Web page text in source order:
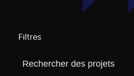
Filtres
Trouvez un projetVous